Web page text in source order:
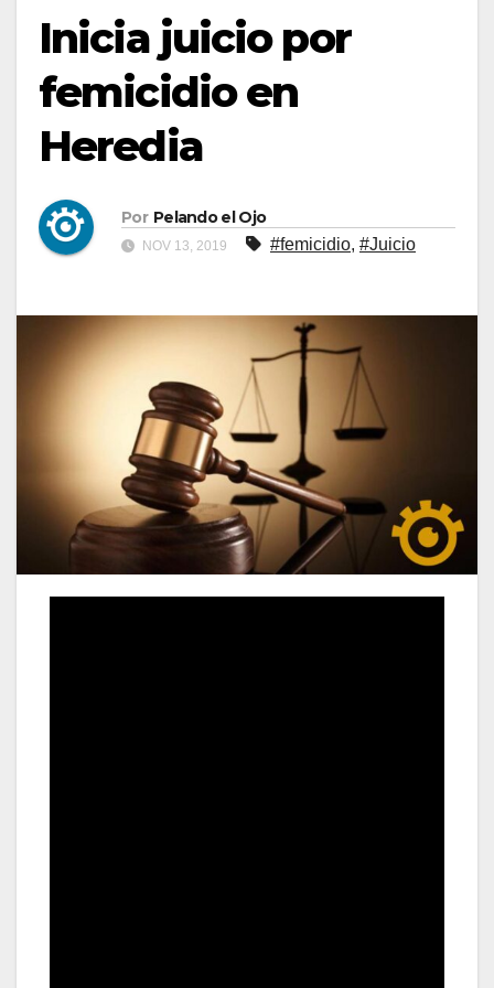
Inicia juicio por
femicidio en
Heredia
Por Pelando el Ojo
NOV 13, 2019 #femicidio, #Juicio